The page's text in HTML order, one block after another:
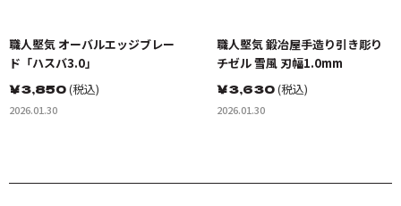
職人堅気 オーバルエッジブレー
ド「ハスバ3.0」
￥3,850(税込)
2026.01.30
職人堅気 鍛冶屋手造り引き彫り
チゼル 雪風 刃幅1.0mm
￥3,630(税込)
2026.01.30